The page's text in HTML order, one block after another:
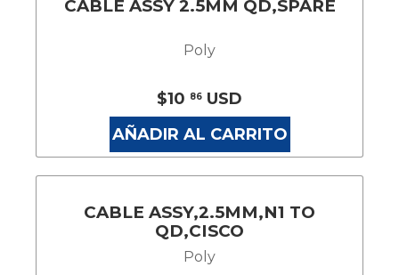
CABLE ASSY 2.5MM QD,SPARE
Poly
$10 86 USD
AÑADIR AL CARRITO
CABLE ASSY,2.5MM,N1 TO
QD,CISCO
Poly